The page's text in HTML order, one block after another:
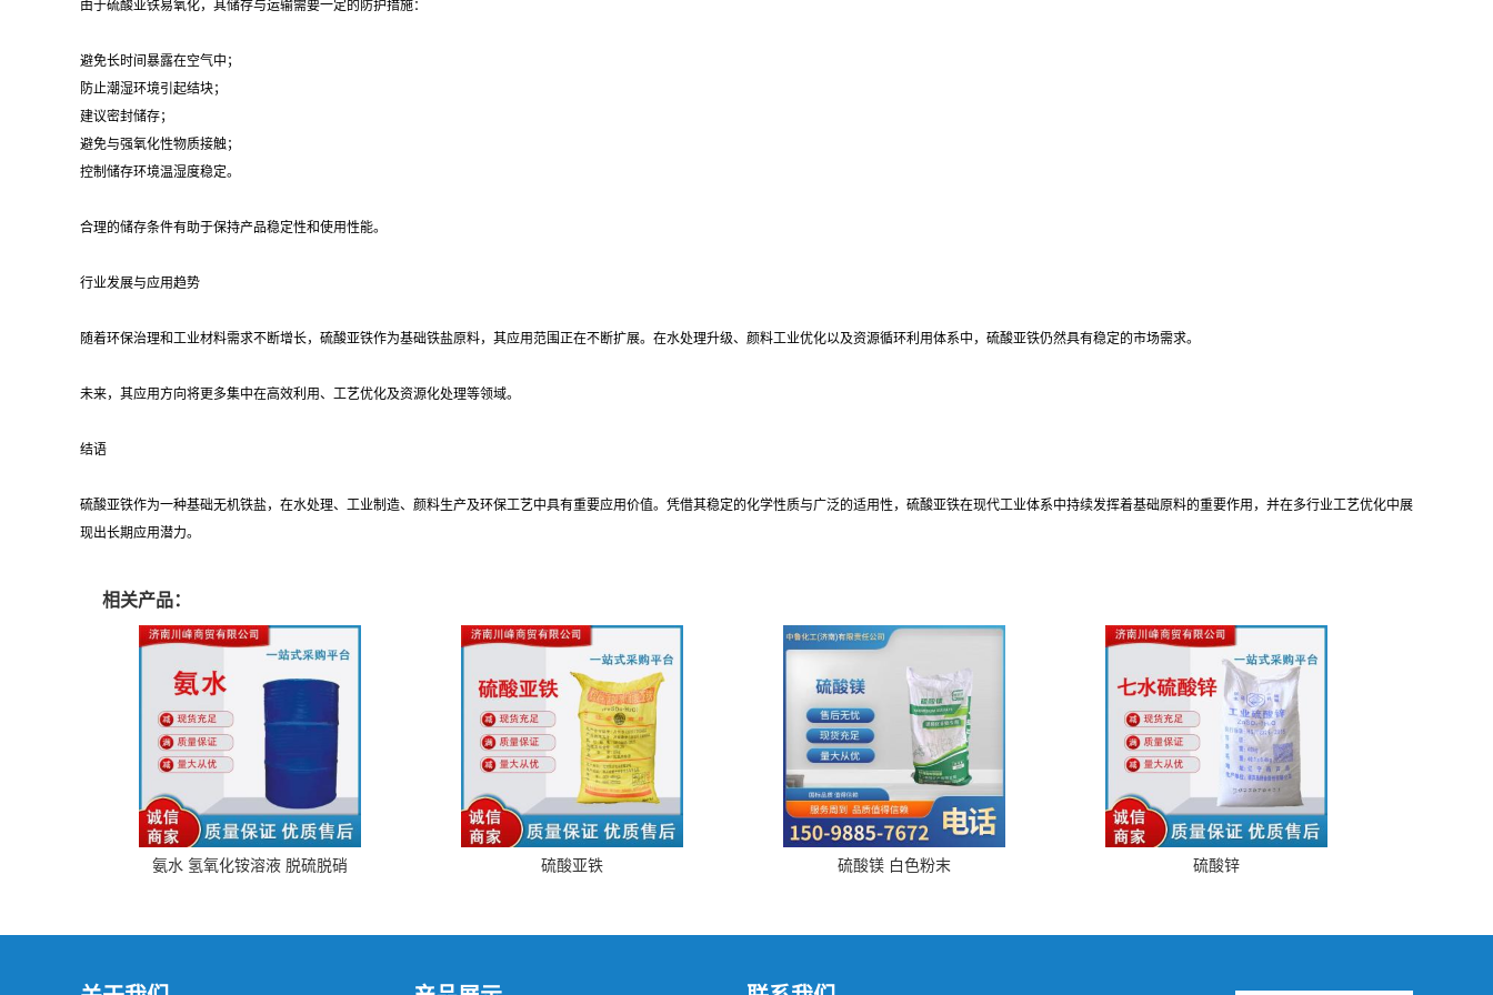
由于硫酸亚铁易氧化，其储存与运输需要一定的防护措施：
避免长时间暴露在空气中；
防止潮湿环境引起结块；
建议密封储存；
避免与强氧化性物质接触；
控制储存环境温湿度稳定。
合理的储存条件有助于保持产品稳定性和使用性能。
行业发展与应用趋势
随着环保治理和工业材料需求不断增长，硫酸亚铁作为基础铁盐原料，其应用范围正在不断扩展。在水处理升级、颜料工业优化以及资源循环利用体系中，硫酸亚铁仍然具有稳定的市场需求。
未来，其应用方向将更多集中在高效利用、工艺优化及资源化处理等领域。
结语
硫酸亚铁作为一种基础无机铁盐，在水处理、工业制造、颜料生产及环保工艺中具有重要应用价值。凭借其稳定的化学性质与广泛的适用性，硫酸亚铁在现代工业体系中持续发挥着基础原料的重要作用，并在多行业工艺优化中展
现出长期应用潜力。
相关产品：
氨水 氢氧化铵溶液 脱硫脱硝 硫酸亚铁 硫酸镁 白色粉末 硫酸锌